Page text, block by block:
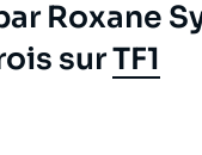
Roxane
surTF1